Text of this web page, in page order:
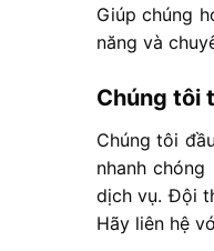
Giúp chúng
năng và
Chúng tôi
Chúng tôi
nhanh
dịch vụ. Đội
Hãy liên hệ